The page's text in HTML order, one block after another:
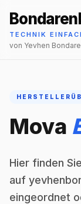
TECHNIK
von Yevhen
Mova
Hier finden
auf
eingeordnet